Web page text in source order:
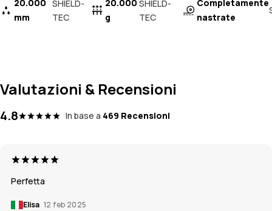
20.000
mm
SHIELD-
TEC
20.000
g
SHIELD-
TEC
Completamente
nastrate
Valutazioni & Recensioni
4.8 In base a 469 Recensioni
Perfetta
Elisa 12 feb 2025